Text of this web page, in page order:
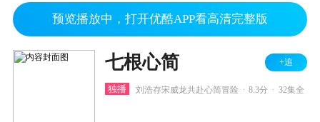
预览播放中，打开优酷APP看高清完整版
七根心简 +追
独播 刘浩存宋威龙共赴心简冒险 8.3分 32集全